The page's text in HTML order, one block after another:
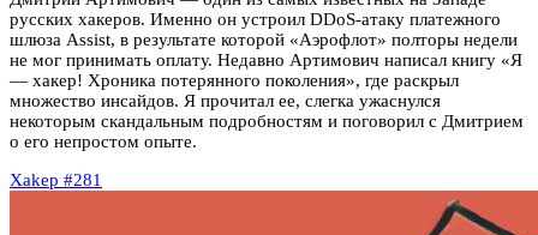
русских хакеров. Именно он устроил DDoS-атаку платежного
шлюза Assist, в результате которой «Аэрофлот» полторы недели
не мог принимать оплату. Недавно Артимович написал книгу «Я
— хакер! Хроника потерянного поколения», где раскрыл
множество инсайдов. Я прочитал ее, слегка ужаснулся
некоторым скандальным подробностям и поговорил с Дмитрием
о его непростом опыте.
Xakep #281